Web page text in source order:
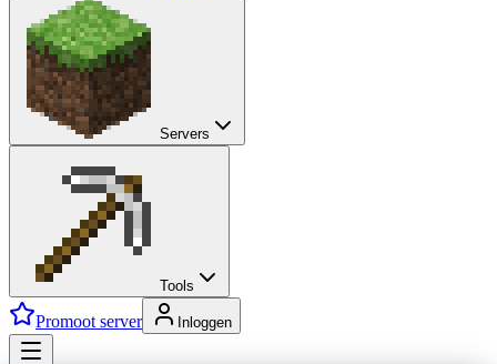
Servers
Tools
Promoot server Inloggen